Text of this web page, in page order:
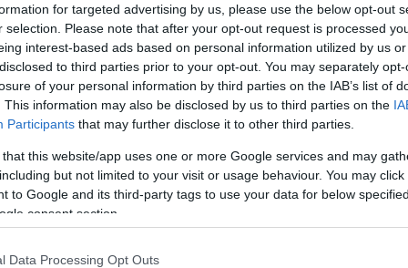
for targeted advertising by us, please use the below opt-out
selection. Please note that after your opt-out request is processed
interest-based ads based on personal information utilized by us
to third parties prior to your opt-out. You may separately
of your personal information by third parties on the IAB’s list of
This information may also be disclosed by us to third parties on the
Participants that may further disclose it to other third parties.
that this website/app uses one or more Google services and may
but not limited to your visit or usage behaviour. You may
to Google and its third-party tags to use your data for below
consent section.
Data Processing Opt Outs
Αττικής, Περιφέρεια Στερεάς Ελλάδας (ΠΕ
ΠΕ Αργολίδας).
τις αρμόδιες υπηρεσιακά εμπλεκόμενες
των ανωτέρω περιοχών, ώστε να βρίσκονται σε
άμεσα τυχόν επεισόδια πυρκαγιών.